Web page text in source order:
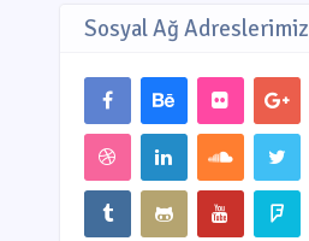
Sosyal Ağ Adreslerimiz